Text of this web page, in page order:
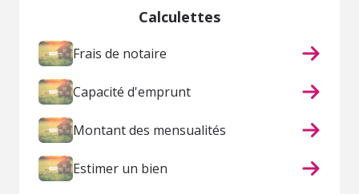
Calculettes
Frais de notaire
Capacité d'emprunt
Montant des mensualités
Estimer un bien